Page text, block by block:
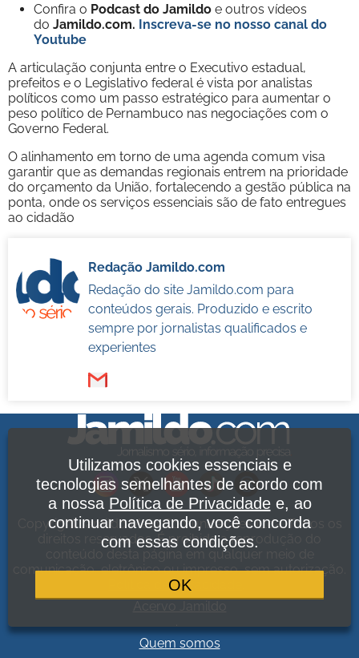
Confira o Podcast do Jamildo e outros vídeos
do Jamildo.com. Inscreva-se no nosso canal do
Youtube
A articulação conjunta entre o Executivo estadual,
prefeitos e o Legislativo federal é vista por analistas
políticos como um passo estratégico para aumentar o
peso político de Pernambuco nas negociações com o
Governo Federal.
O alinhamento em torno de uma agenda comum visa
garantir que as demandas regionais entrem na prioridade
do orçamento da União, fortalecendo a gestão pública na
ponta, onde os serviços essenciais são de fato entregues
ao cidadão
Redação Jamildo.com
Redação do site Jamildo.com para
conteúdos gerais. Produzido e escrito
sempre por jornalistas qualificados e
experientes
Copyright Jamildo Melo Comunicações Ltda. Todos os
direitos reservados. É proibida a reprodução do
conteúdo desta página em qualquer meio de
comunicação, eletrônico ou impresso, sem autorização.
Política de Privacidade
Quem somos
Utilizamos cookies essenciais e
tecnologias semelhantes de acordo com
a nossa Política de Privacidadee, ao
continuar navegando, você concorda
com essas condições.
OK